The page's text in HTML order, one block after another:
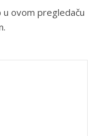
ovom pregledaču